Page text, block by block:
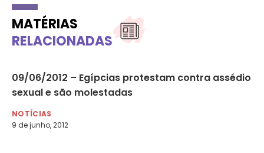
MATÉRIAS
RELACIONADAS
09/06/2012 – Egípcias protestam contra assédio
sexual e são molestadas
NOTÍCIAS
9 de junho, 2012